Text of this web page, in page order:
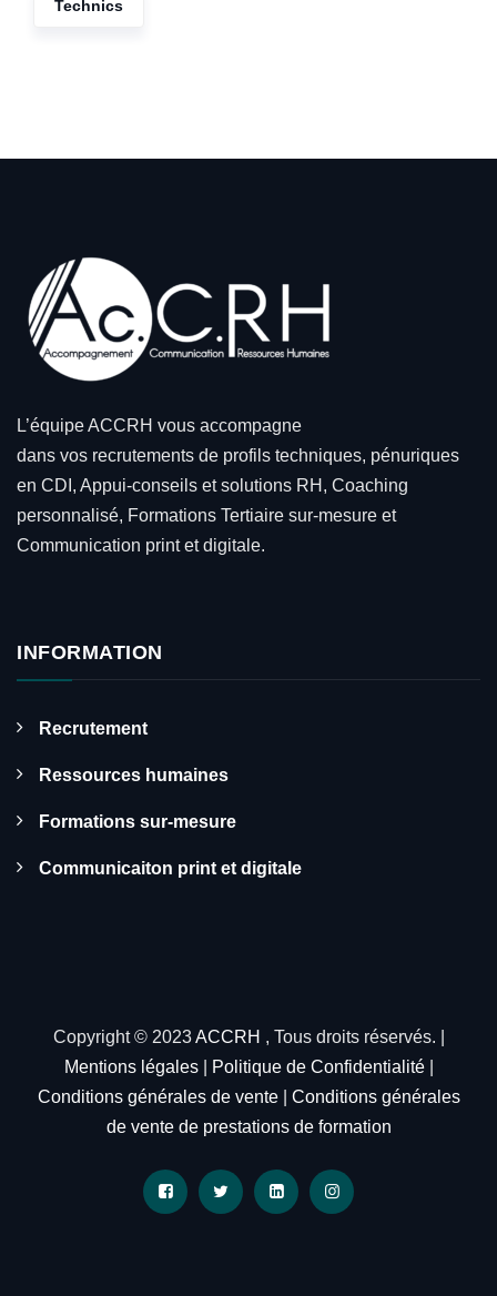
Technics
L’équipe ACCRH vous accompagne
dans vos recrutements de profils techniques, pénuriques
en CDI, Appui-conseils et solutions RH, Coaching
personnalisé, Formations Tertiaire sur-mesure et
Communication print et digitale.
INFORMATION
Recrutement
Ressources humaines
Formations sur-mesure
Communicaiton print et digitale
Copyright © 2023ACCRH , Tous droits réservés. |
Mentions légales| Politique de Confidentialité|
Conditions générales de vente| Conditions générales
de vente de prestations de formation